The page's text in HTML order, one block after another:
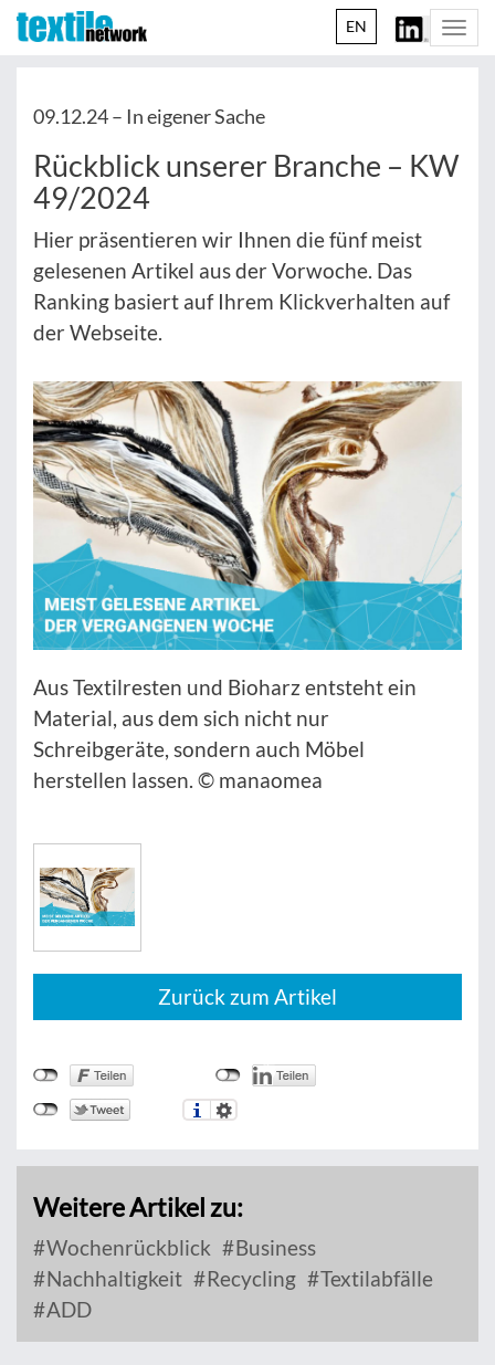
EN
09.12.24 – In eigener Sache
Rückblick unserer Branche – KW
49/2024
Hier präsentieren wir Ihnen die fünf meist
gelesenen Artikel aus der Vorwoche. Das
Ranking basiert auf Ihrem Klickverhalten auf
der Webseite.
Aus Textilresten und Bioharz entsteht ein
Material, aus dem sich nicht nur
Schreibgeräte, sondern auch Möbel
herstellen lassen. © manaomea
Zurück zum Artikel
Weitere Artikel zu:
Wochenrückblick
Business
Nachhaltigkeit
Recycling
Textilabfälle
ADD